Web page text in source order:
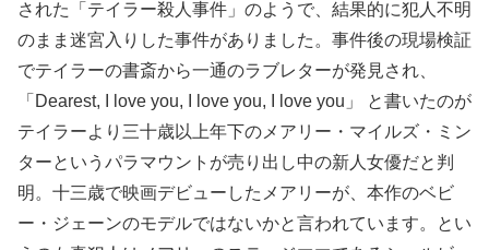
された「テイラー殺人事件」のようで、結果的に犯人不明
のまま迷宮入りした事件がありました。事件後の現場検証
でテイラーの書斎から一通のラブレターが発見され、
「Dearest, I love you, I love you, I love you」 と書いたのが
テイラーより三十歳以上年下のメアリー・マイルズ・ミン
ターというパラマウントが売り出し中の新人女優だと判
明。十三歳で映画デビューしたメアリーが、本作のベビ
ー・ジェーンのモデルではないかと言われています。とい